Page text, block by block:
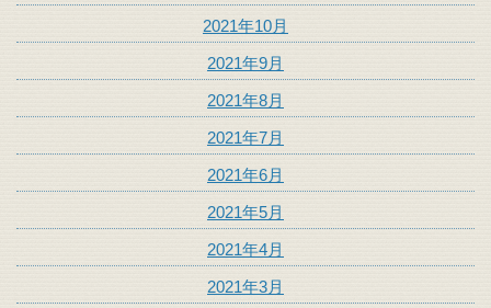
2021年10月
2021年9月
2021年8月
2021年7月
2021年6月
2021年5月
2021年4月
2021年3月